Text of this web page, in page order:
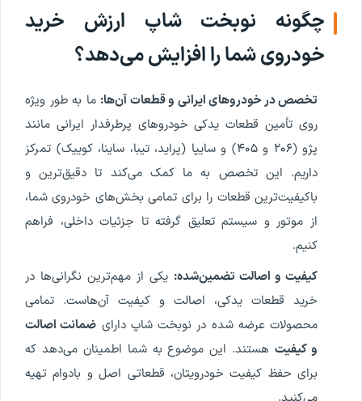
چگونه نوبخت شاپ ارزش خرید
خودروی شما را افزایش می‌دهد؟
تخصص در خودروهای ایرانی و قطعات آن‌ها: ما به طور ویژه
روی تأمین قطعات یدکی خودروهای پرطرفدار ایرانی مانند
پژو (۲۰۶ و ۴۰۵) و سایپا (پراید، تیبا، ساینا، کوییک) تمرکز
داریم. این تخصص به ما کمک می‌کند تا دقیق‌ترین و
باکیفیت‌ترین قطعات را برای تمامی بخش‌های خودروی شما،
از موتور و سیستم تعلیق گرفته تا جزئیات داخلی، فراهم
کنیم.
کیفیت و اصالت تضمین‌شده: یکی از مهم‌ترین نگرانی‌ها در
خرید قطعات یدکی، اصالت و کیفیت آن‌هاست. تمامی
محصولات عرضه شده در نوبخت شاپ دارای ضمانت اصالت
و کیفیتهستند. این موضوع به شما اطمینان می‌دهد که
برای حفظ کیفیت خودرویتان، قطعاتی اصل و بادوام تهیه